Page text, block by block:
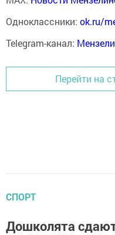
Одноклассники: ok.ru/
Telegram-канал:
Перейти на
СПОРТ
Дошколята